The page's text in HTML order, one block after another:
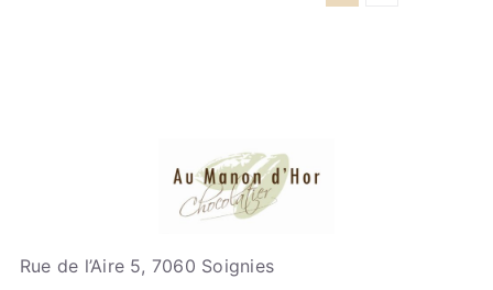
Rue de l’Aire 5, 7060 Soignies